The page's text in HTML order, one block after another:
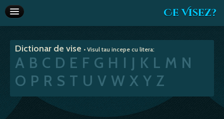
Ce Visez?
Interpretare vise
Articole
Va recomandam
Dictionar de vise • Visul tau incepe cu litera:
A B C D E F G H I J K L M N
O P R S T U V W X Y Z